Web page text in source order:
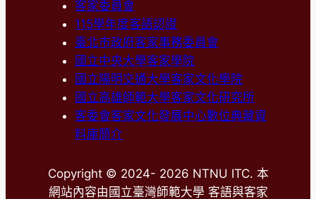
客家委員會
115學年度客語認證
臺北市政府客家事務委員會
國立中央大學客家學院
國立陽明交通大學客家文化學院
國立高雄師範大學客家文化研究所
客委會客家文化發展中心數位典藏資
料庫簡介
Copyright © 2024- 2026 NTNU ITC. 本
網站內容由國立臺灣師範大學 客語與客家